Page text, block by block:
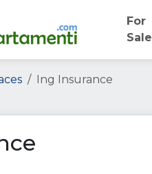
For
Sale
Ing Insurance